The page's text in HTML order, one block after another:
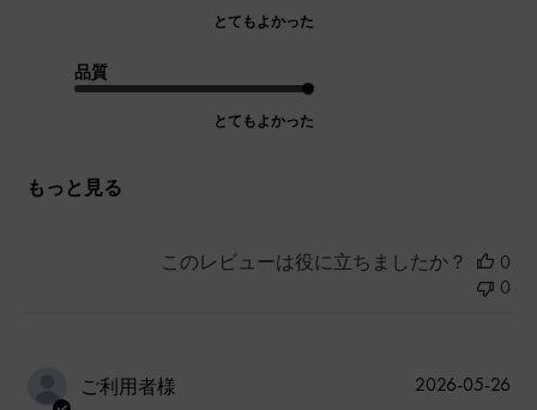
とてもよかった
品質
とてもよかった
もっと見る
このレビューは役に立ちましたか？
0
0
ご利用者様
公
2026-05-26